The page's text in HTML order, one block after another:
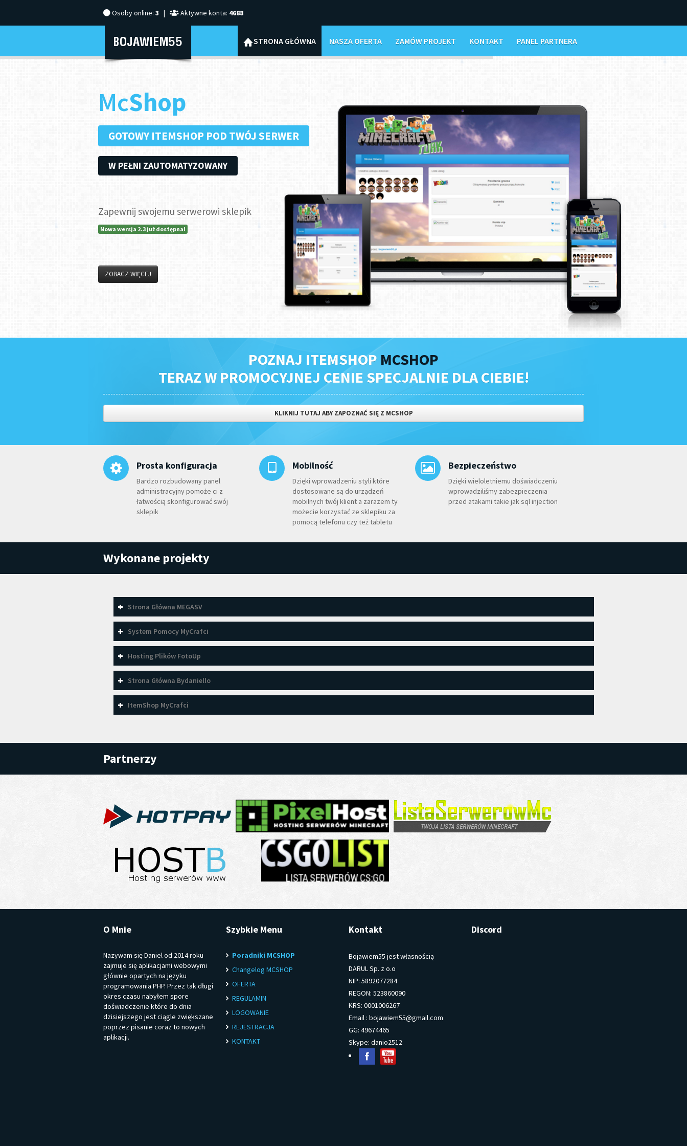
Osoby online: 3 | Aktywne konta: 4688
STRONA GŁÓWNA NASZA OFERTA ZAMÓW PROJEKT KONTAKT PANEL PARTNERA
McShop
GOTOWY ITEMSHOP POD TWÓJ SERWER
W PEŁNI ZAUTOMATYZOWANY
Zapewnij swojemu serwerowi sklepik
Nowa wersja 2.3 już dostępna!
ZOBACZ WIĘCEJ
POZNAJ ITEMSHOP MCSHOP
TERAZ W PROMOCYJNEJ CENIE SPECJALNIE DLA CIEBIE!
KLIKNIJ TUTAJ ABY ZAPOZNAĆ SIĘ Z MCSHOP
Prosta konfiguracja
Bardzo rozbudowany panel
administracyjny pomoże ci z
łatwością skonfigurować swój
sklepik
Mobilność
Dzięki wprowadzeniu styli które
dostosowane są do urządzeń
mobilnych twój klient a zarazem ty
możecie korzystać ze sklepiku za
pomocą telefonu czy też tabletu
Bezpieczeństwo
Dzięki wieloletniemu doświadczeniu
wprowadziliśmy zabezpieczenia
przed atakami takie jak sql injection
Wykonane projekty
Strona Główna MEGASV
System Pomocy MyCrafci
Hosting Plików FotoUp
Strona Główna Bydaniello
ItemShop MyCrafci
Partnerzy
O Mnie
Nazywam się Daniel od 2014 roku
zajmuje się aplikacjami webowymi
głównie opartych na języku
programowania PHP. Przez tak długi
okres czasu nabyłem spore
doświadczenie które do dnia
dzisiejszego jest ciągle zwiększane
poprzez pisanie coraz to nowych
aplikacji.
Szybkie Menu
Poradniki MCSHOP
Changelog MCSHOP
OFERTA
REGULAMIN
LOGOWANIE
REJESTRACJA
KONTAKT
Kontakt
Bojawiem55 jest własnością
DARUL Sp. z o.o
NIP: 5892077284
REGON: 523860090
KRS: 0001006267
Email : bojawiem55@gmail.com
GG: 49674465
Skype: danio2512
Discord